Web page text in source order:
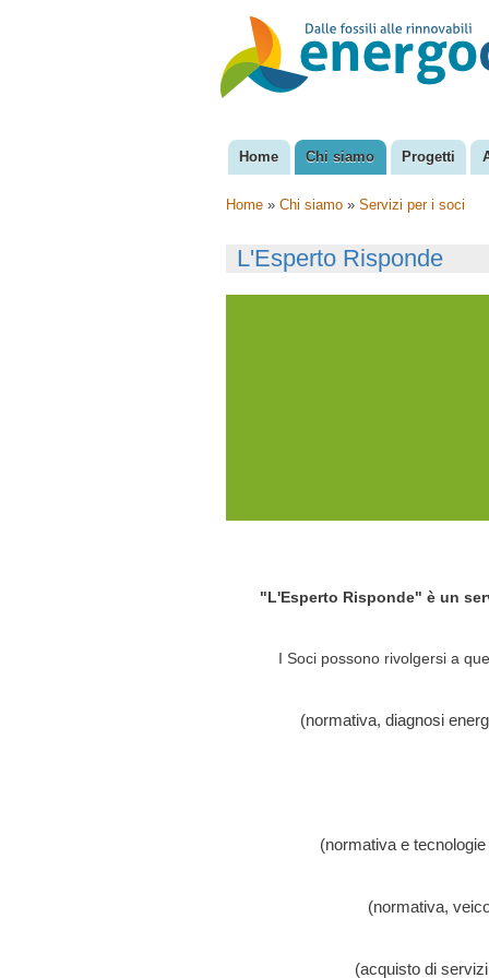
EnergoClub
per la
riconversione
del sistema
Menu principale
Home Chi siamo Progetti
Home » Chi siamo » Servizi per i soci
L'Esperto Risponde
"L'Esperto Risponde" è un
I Soci possono rivolgersi a
(normativa, diagnosi
(normativa e
(normativa,
(acquisto di